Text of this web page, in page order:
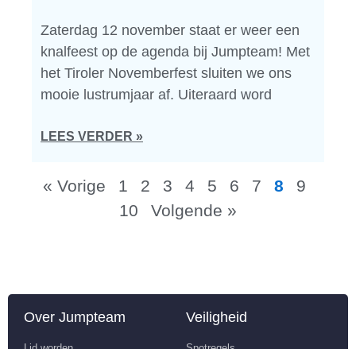
Zaterdag 12 november staat er weer een
knalfeest op de agenda bij Jumpteam! Met
het Tiroler Novemberfest sluiten we ons
mooie lustrumjaar af. Uiteraard word
LEES VERDER »
« Vorige 1 2 3 4 5 6 7 8
9
10
Volgende »
Over Jumpteam Veiligheid